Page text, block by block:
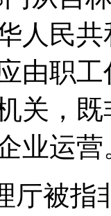
人民
由职
关，
业运营
厅被